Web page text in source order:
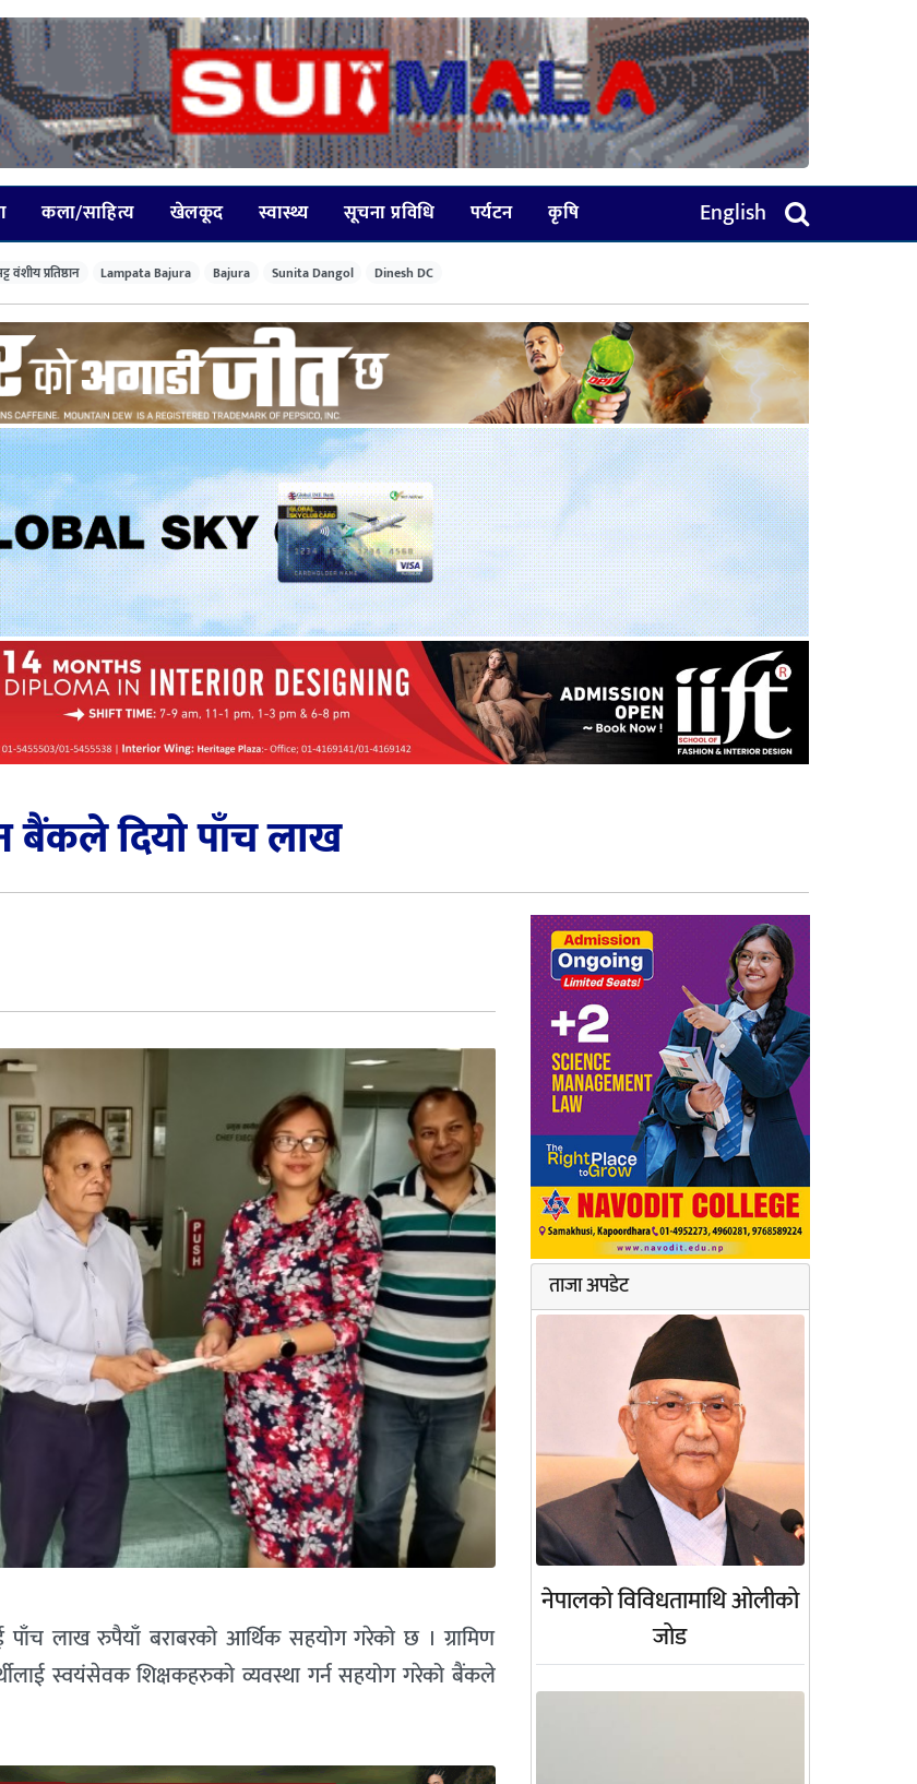
कला/साहित्य खेलकूद स्वास्थ्य सूचना प्रविधि पर्यटन कृषि English
वंशीय प्रतिष्ठान Lampata Bajura Bajura Sunita Dangol Dinesh DC
बैंकले दियो पाँच लाख
लाख रुपैयाँ बराबरको आर्थिक सहयोग गरेको छ । ग्रामिण
स्वयंसेवक शिक्षकहरुको व्यवस्था गर्न सहयोग गरेको बैंकले
ताजा अपडेट
नेपालको विविधतामाथि ओलीको
जोड